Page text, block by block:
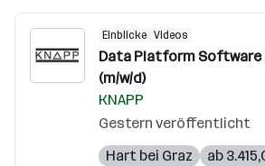
Einblicke Videos
Data Platform Software
(m/w/d)
KNAPP
Gestern veröffentlicht
Hart bei Graz
ab